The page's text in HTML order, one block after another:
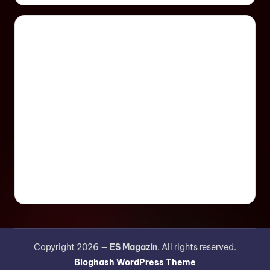
Copyright 2026 — ES Magazín. All rights reserved.
Bloghash WordPress Theme